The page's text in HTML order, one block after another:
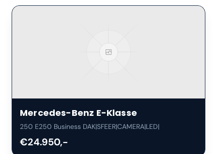
Mercedes-Benz E-Klasse
250 E250 Business DAK|SFEER|CAMERA|LED|
€24.950,-